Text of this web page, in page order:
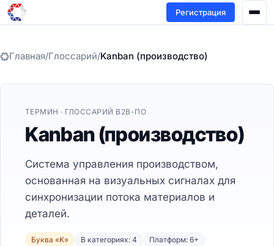
Регистрация
Главная/Глоссарий/Kanban (производство)
ТЕРМИН · ГЛОССАРИЙ B2B-ПО
Kanban (производство)
Система управления производством,
основанная на визуальных сигналах для
синхронизации потока материалов и
деталей.
Буква «K» В категориях: 4 Платформ: 6+